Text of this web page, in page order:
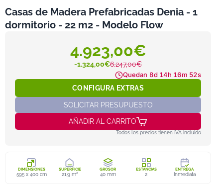
Casas de Madera Prefabricadas Denia - 1
dormitorio - 22 m2 - Modelo Flow
4.923,00€
-1.324,00€6.247,00€
Quedan 8d 14h 16m 51s
CONFIGURA EXTRAS
SOLICITAR PRESUPUESTO
AÑADIR AL CARRITO
Todos los precios tienen IVA incluido
DIMENSIONES
595 x 400 cm
SUPERFICIE
21,9 m²
GROSOR
40 mm
ESTANCIAS
2
ENTREGA
Inmediata